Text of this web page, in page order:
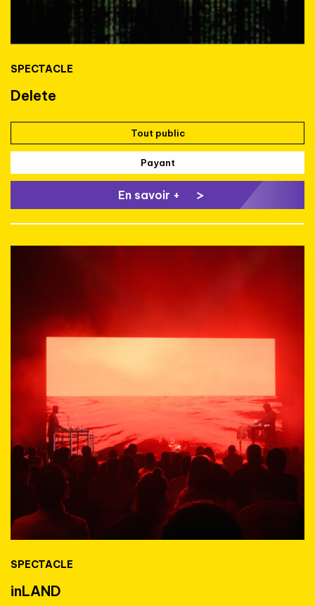
SPECTACLE
Delete
Tout public
Payant
En savoir +
SPECTACLE
inLAND